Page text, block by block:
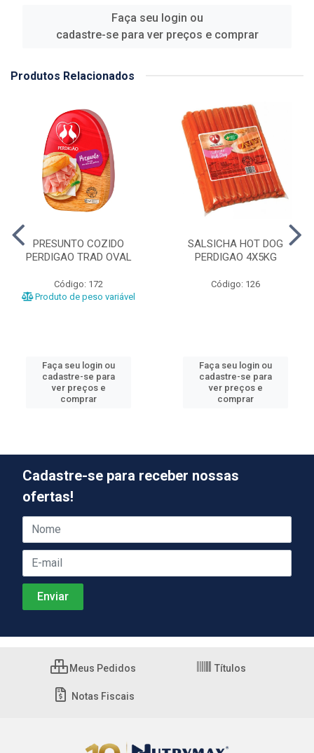
Faça seu login ou
cadastre-se para ver preços e comprar
Produtos Relacionados
PRESUNTO COZIDO
PERDIGAO TRAD OVAL
Código: 172
Produto de peso variável
Faça seu login ou
cadastre-se para
ver preços e
comprar
SALSICHA HOT DOG
PERDIGAO 4X5KG
Código: 126
Faça seu login ou
cadastre-se para
ver preços e
comprar
Cadastre-se para receber nossas
ofertas!
Meus Pedidos Títulos
Notas Fiscais